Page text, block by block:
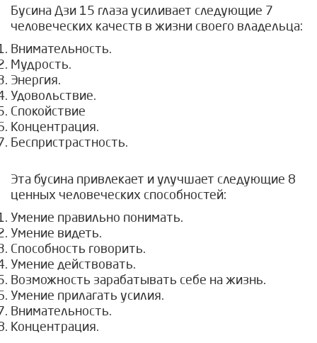
Бусина Дзи 15 глаза усиливает следующие 7
человеческих качеств в жизни своего владельца:
Внимательность.
Мудрость.
Энергия.
Удовольствие.
Спокойствие
Концентрация.
Беспристрастность.
Эта бусина привлекает и улучшает следующие 8
ценных человеческих способностей:
Умение правильно понимать.
Умение видеть.
Способность говорить.
Умение действовать.
Возможность зарабатывать себе на жизнь.
Умение прилагать усилия.
Внимательность.
Концентрация.